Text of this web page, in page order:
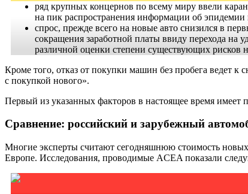
ряд крупных концернов по всему миру ввели
на пик распространения информации об
спрос, прежде всего на новые авто снизился в
сокращения заработной платы ввиду перехода на
различной оценки степени существующих рисков
Кроме того, отказ от покупки машин без пробега ведет
с покупкой нового».
Первый из указанных факторов в настоящее время имеет
Сравнение: российский и зарубежный
Многие эксперты считают сегодняшнюю стоимость
Европе. Исследования, проводимые ACEA показали